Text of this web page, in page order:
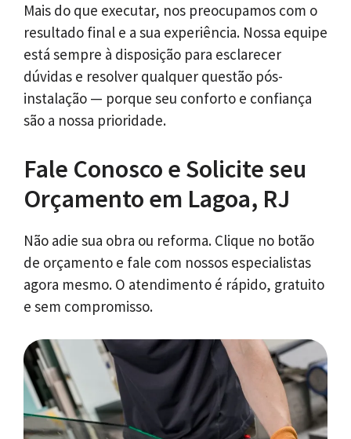
Mais do que executar, nos preocupamos com o
resultado final e a sua experiência. Nossa equipe
está sempre à disposição para esclarecer
dúvidas e resolver qualquer questão pós-
instalação — porque seu conforto e confiança
são a nossa prioridade.
Fale Conosco e Solicite seu
Orçamento em Lagoa, RJ
Não adie sua obra ou reforma. Clique no botão
de orçamento e fale com nossos especialistas
agora mesmo. O atendimento é rápido, gratuito
e sem compromisso.